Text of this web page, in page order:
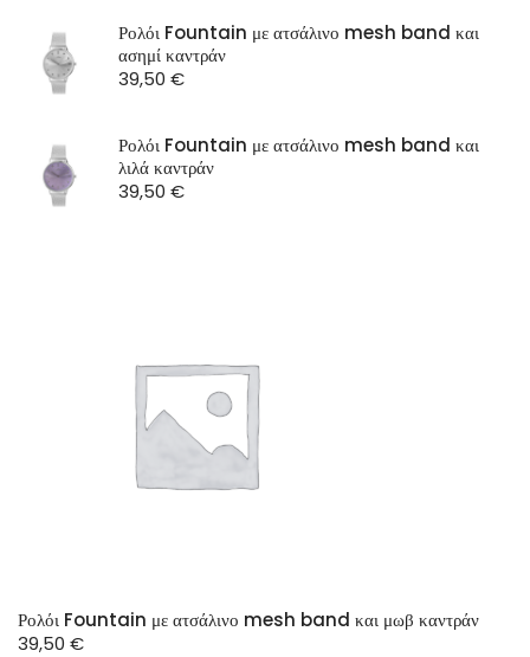
ST Watch
Ρολόι Fountain με ατσάλινο mesh band και
ασημί καντράν
39,50 €
Ρολόι Fountain με ατσάλινο mesh band και
λιλά καντράν
39,50 €
Ρολόι Fountain με ατσάλινο mesh band και μωβ καντράν
39,50 €